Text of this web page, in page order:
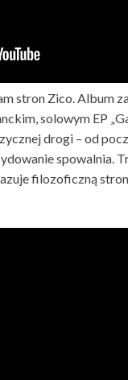
stron Zico. Album
solowym EP
drogi – od
spowalnia.
filozoficzną